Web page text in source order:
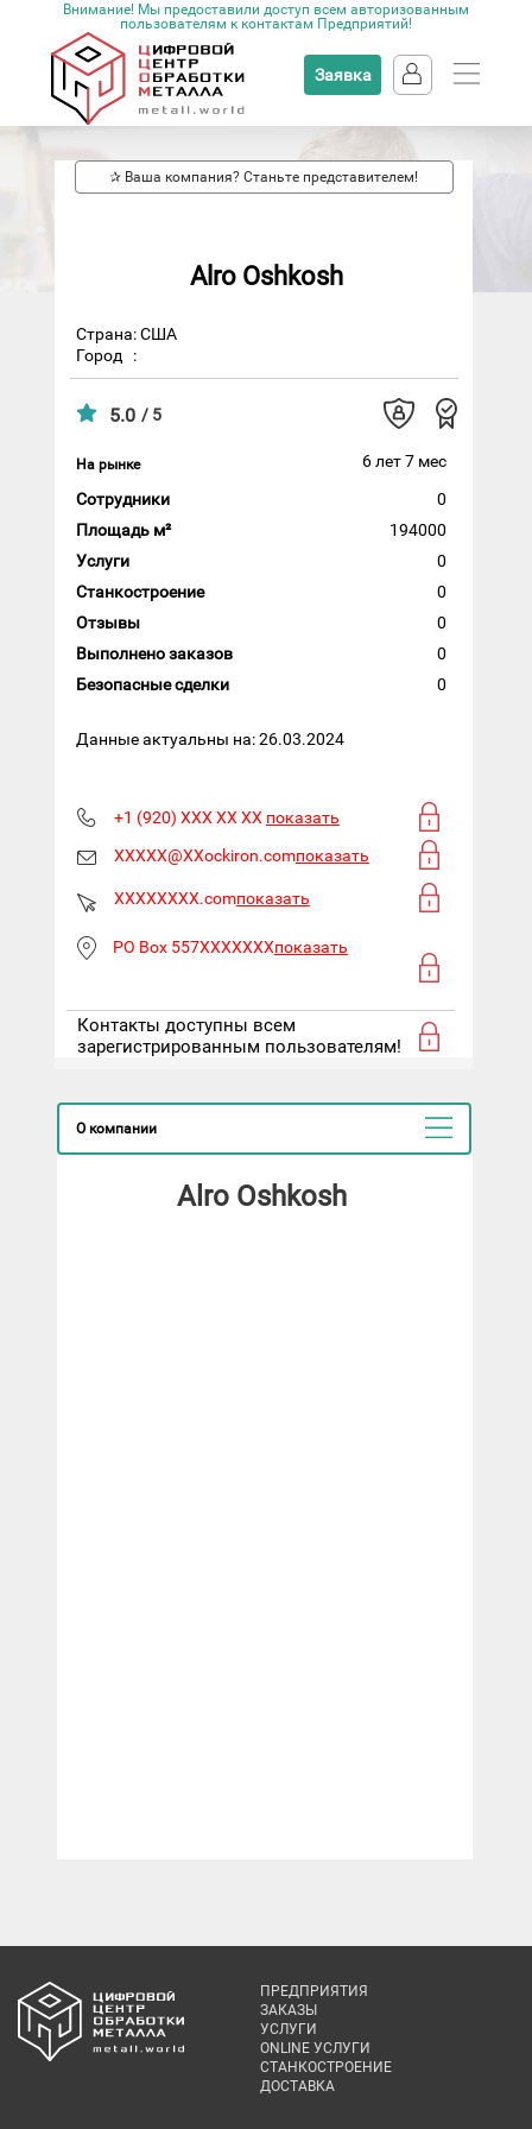
Внимание! Мы предоставили доступ всем авторизованным
пользователям к контактам Предприятий!
Заявка
✰ Ваша компания? Станьте представителем!
Alro Oshkosh
Страна: США
Город
:
5.0 / 5
На рынке
6 лет 7 мес
Сотрудники
0
Площадь м²
194000
Услуги
0
Станкостроение
0
Отзывы
0
Выполнено заказов
0
Безопасные сделки
0
Данные актуальны на: 26.03.2024
+1 (920) XXX XX XX показать
XXXXX@XXockiron.comпоказать
XXXXXXXX.comпоказать
PO Box 557XXXXXXXпоказать
Контакты доступны всем
зарегистрированным пользователям!
О компании
Alro Oshkosh
ПРЕДПРИЯТИЯ
ЗАКАЗЫ
УСЛУГИ
ONLINE УСЛУГИ
СТАНКОСТРОЕНИЕ
ДОСТАВКА